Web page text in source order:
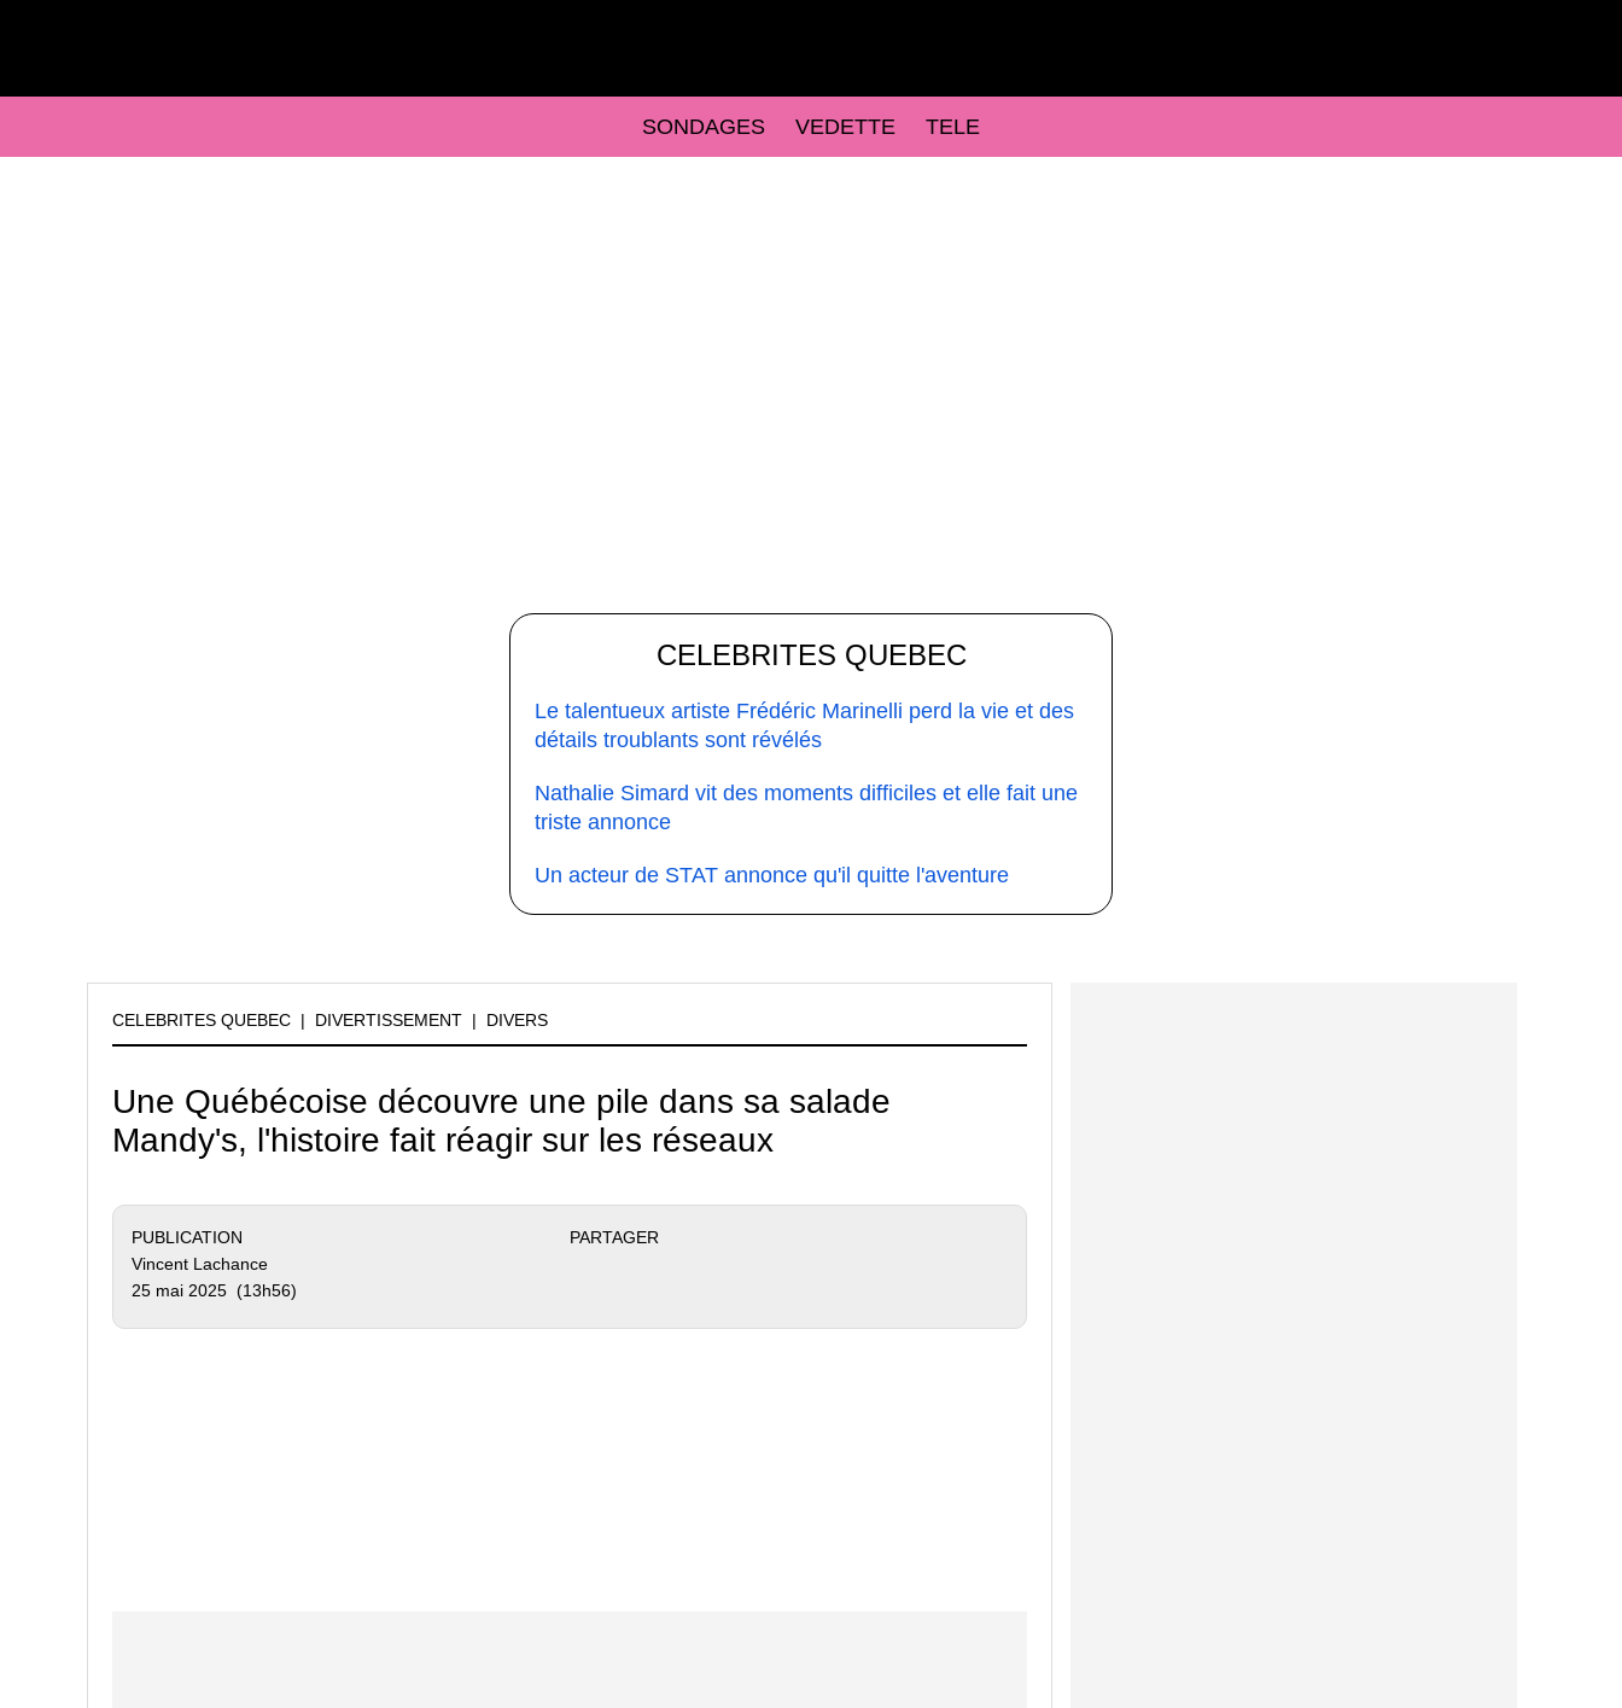
SONDAGES VEDETTE TELE
CELEBRITES QUEBEC
Le talentueux artiste Frédéric Marinelli perd la vie et des
détails troublants sont révélés
Nathalie Simard vit des moments difficiles et elle fait une
triste annonce
Un acteur de STAT annonce qu'il quitte l'aventure
CELEBRITES QUEBEC | DIVERTISSEMENT | DIVERS
Une Québécoise découvre une pile dans sa salade
Mandy's, l'histoire fait réagir sur les réseaux
PUBLICATION
Vincent Lachance
25 mai 2025 (13h56)
PARTAGER